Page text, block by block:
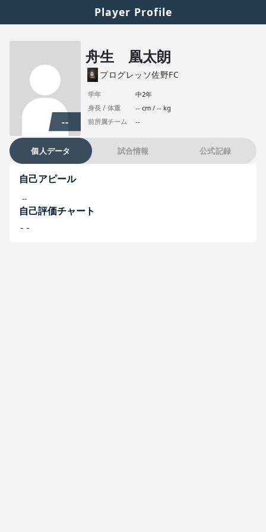
Player Profile
--
舟生 凰太朗
プログレッソ佐野FC
学年
中2年
身長 / 体重
-- cm / -- kg
前所属チーム
--
個人データ 試合情報 公式記録
自己アピール
--
自己評価チャート
--